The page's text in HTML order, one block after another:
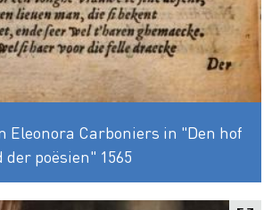
Eleonora Carboniers in "Den hof
der poësien" 1565